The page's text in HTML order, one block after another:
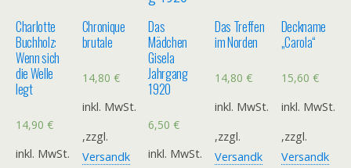
Charlotte
Buchholz:
Wenn sich
die Welle
legt
14,90 €
inkl. MwSt.
Chronique
brutale
14,80 €
inkl. MwSt.
,zzgl.
Versandk
Das
Mädchen
Gisela
Jahrgang
1920
6,50€
inkl. MwSt.
Das Treffen
im Norden
14,80 €
inkl. MwSt.
,zzgl.
Versandk
Deckname
„Carola“
15,60 €
inkl. MwSt.
,zzgl.
Versandk